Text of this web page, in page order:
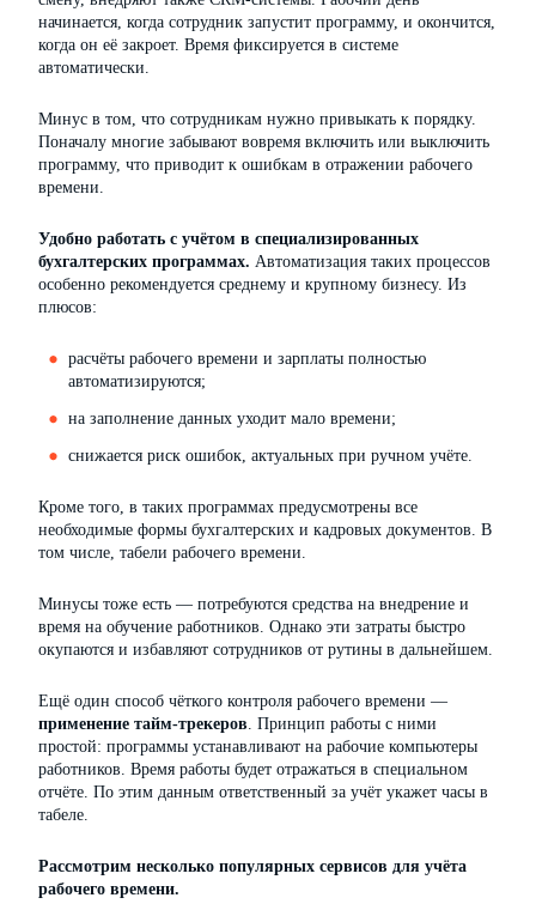
начинается, когда сотрудник запустит программу, и окончится,
когда он её закроет. Время фиксируется в системе
автоматически.
Минус в том, что сотрудникам нужно привыкать к порядку.
Поначалу многие забывают вовремя включить или выключить
программу, что приводит к ошибкам в отражении рабочего
времени.
Удобно работать с учётом в специализированных
бухгалтерских программах. Автоматизация таких процессов
особенно рекомендуется среднему и крупному бизнесу. Из
плюсов:
расчёты рабочего времени и зарплаты полностью
автоматизируются;
на заполнение данных уходит мало времени;
снижается риск ошибок, актуальных при ручном учёте.
Кроме того, в таких программах предусмотрены все
необходимые формы бухгалтерских и кадровых документов. В
том числе, табели рабочего времени.
Минусы тоже есть — потребуются средства на внедрение и
время на обучение работников. Однако эти затраты быстро
окупаются и избавляют сотрудников от рутины в дальнейшем.
Ещё один способ чёткого контроля рабочего времени —
применение тайм-трекеров . Принцип работы с ними
простой: программы устанавливают на рабочие компьютеры
работников. Время работы будет отражаться в специальном
отчёте. По этим данным ответственный за учёт укажет часы в
табеле.
Рассмотрим несколько популярных сервисов для учёта
рабочего времени.